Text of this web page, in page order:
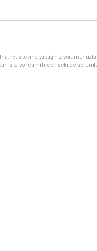
sitesine yaptığınız
site yönetimi hiçbir şekilde